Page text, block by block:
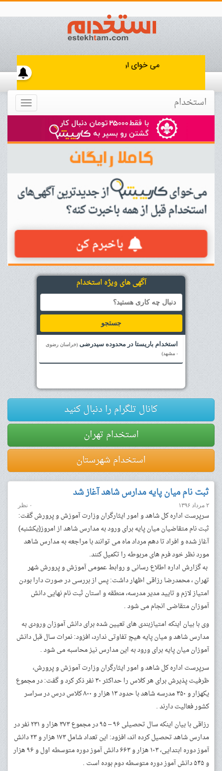
Toggle استخدام
آگهی های ویژه استخدام
جستجو
استخدام باریستا در محدوده سیدرضی (خراسان رضوی
- مشهد)
کانال تلگرام را دنبال کنید
استخدام تهران
استخدام شهرستان
ثبت نام میان پایه مدارس شاهد آغاز شد
۲ مرداد ۱۳۹۶ ۰ نظر
سرپرست اداره کل شاهد و امور ایثارگران وزارت آموزش و پرورش گفت:
ثبت نام متقاضیان میان پایه برای ورود به مدارس شاهد از امروز(یکشنبه)
آغاز شده و افراد تا دهم مرداد ماه می توانند با مراجعه به مدارس شاهد
مورد نظر خود فرم های مربوطه را تکمیل کنند.
به گزارش اداره اطلاع رسانی و روابط عمومی آموزش و پرورش شهر
تهران ، محمدرضا رزاقی اظهار داشت: پس از بررسی در صورت دارا بودن
امتیاز لازم و تایید مدیر مدرسه، منطقه و استان ثبت نام نهایی دانش
آموزان متقاضی انجام می شود.
وی با بیان اینکه امتیازبندی های تعیین شده برای دانش آموزان ورودی به
مدارس شاهد و میان پایه هیچ تفاوتی ندارد، افزود: نمرات سال قبل دانش
آموزان میان پایه برای ورود به این مدارس نیز محاسبه می شود.
سرپرست اداره کل شاهد و امور ایثارگران وزارت آموزش و پرورش،
ظرفیت پذیرش برای هر کلاس را حداکثر ۳۰ نفر ذکر کرد و گفت: در مجموع
یکهزار و ۳۵۰ مدرسه شاهد با حدود ۱۳ هزار و ۸۰۰ کلاس درس در سراسر
کشور فعالیت دارند.
رزاقی با بیان اینکه سال تحصیلی ۹۶ – ۹۵ در مجموع ۳۷۳ هزار و ۲۳۱ نفر در
مدارس شاهد تحصیل کرده اند، افزود: این تعداد شامل ۱۷۳ هزار و ۲۳ دانش
آموز دوره ابتدایی، ۱۰۳ هزار و ۶۶۳ دانش آموز دوره متوسطه اول و ۹۶ هزار
و ۵۴۵ دانش آموز دوره متوسطه دوم بوده است
.